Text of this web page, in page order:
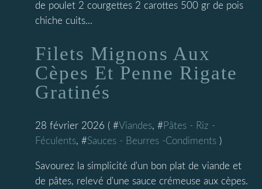
de poulet 2 courgettes 2 carottes 500 gr de pois
chiche cuits...
Filets Mignons Aux
Cèpes Et Penne Rigate
Gratinés
28 février 2026 ( #Viandes, #Pâtes - Riz -
Féculents, #Sauces - Beurres -Condiments )
Savourez la simplicité d'un bon plat de viande et
de pâtes, relevé d'une sauce crémeuse aux cèpes.